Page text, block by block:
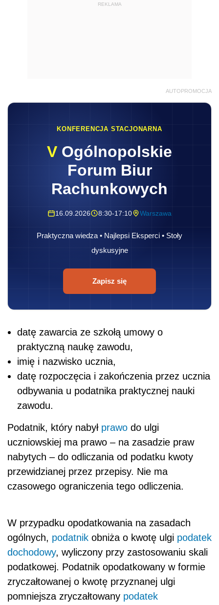
REKLAMA
AUTOPROMOCJA
KONFERENCJA STACJONARNA
V Ogólnopolskie
Forum Biur
Rachunkowych
16.09.2026 8:30-17:10 Warszawa
Praktyczna wiedza • Najlepsi Eksperci • Stoły
dyskusyjne
Zapisz się
datę zawarcia ze szkołą umowy o
praktyczną naukę zawodu,
imię i nazwisko ucznia,
datę rozpoczęcia i zakończenia przez ucznia
odbywania u podatnika praktycznej nauki
zawodu.
Podatnik, który nabył prawo do ulgi
uczniowskiej ma prawo – na zasadzie praw
nabytych – do odliczania od podatku kwoty
przewidzianej przez przepisy. Nie ma
czasowego ograniczenia tego odliczenia.
W przypadku opodatkowania na zasadach
ogólnych, podatnik obniża o kwotę ulgi podatek
dochodowy, wyliczony przy zastosowaniu skali
podatkowej. Podatnik opodatkowany w formie
zryczałtowanej o kwotę przyznanej ulgi
pomniejsza zryczałtowany podatek